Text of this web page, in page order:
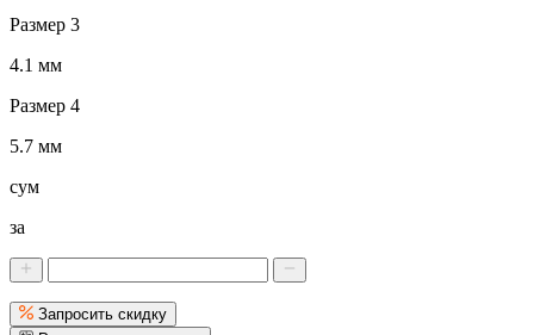
Размер 3
4.1 мм
Размер 4
5.7 мм
сум
за
Запросить скидку